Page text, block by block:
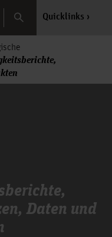
Search Quicklinks
Daten und